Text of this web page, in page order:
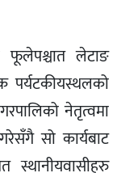
लेटाङ
पर्यटकीयस्थलको
नेतृत्वमा
सो कार्यबाट